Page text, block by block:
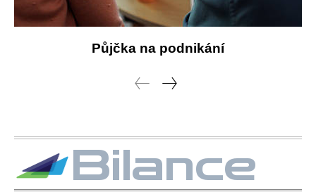
Půjčka na podnikání
Bilance